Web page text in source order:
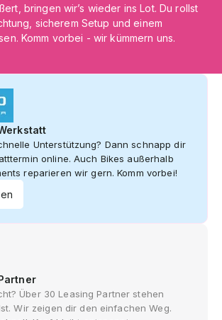
bringen wir’s wieder ins Lot. Du rollst
sicherem Setup und einem
Komm vorbei - wir kümmern uns.
Unterstützung? Dann schnapp dir
online. Auch Bikes außerhalb
reparieren wir gern. Komm vorbei!
Über 30 Leasing Partner stehen
Wir zeigen dir den einfachen Weg.